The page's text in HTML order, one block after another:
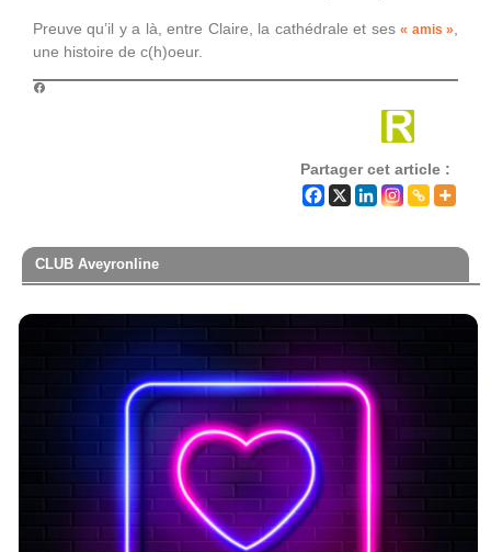
Preuve qu’il y a là, entre Claire, la cathédrale et ses« amis »
une histoire de c(h)oeur.
Partager cet article :
CLUB Aveyronline